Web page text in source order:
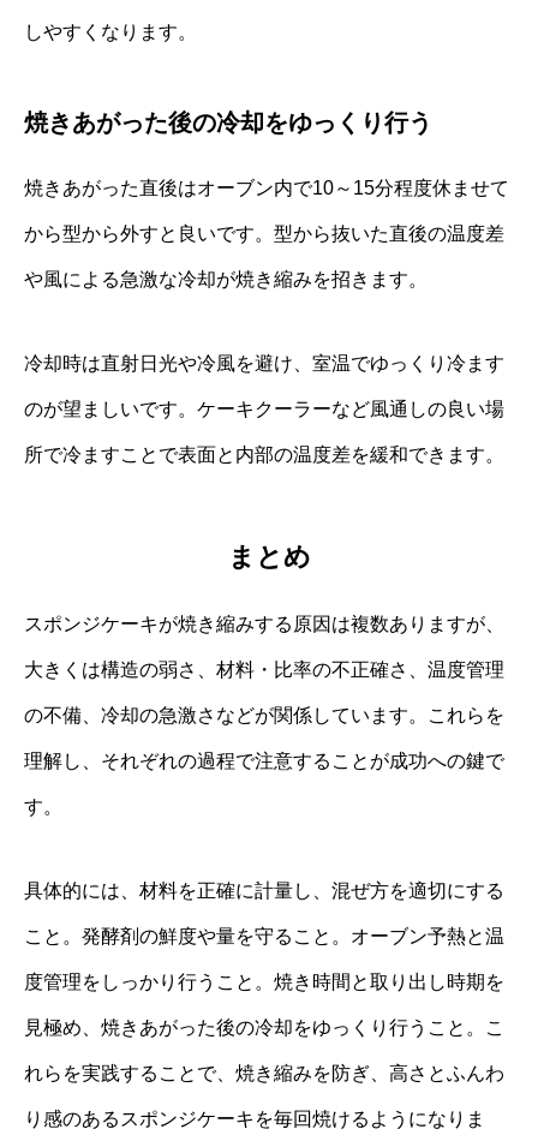
しやすくなります。
焼きあがった後の冷却をゆっくり行う
焼きあがった直後はオーブン内で10～15分程度休ませて
から型から外すと良いです。型から抜いた直後の温度差
や風による急激な冷却が焼き縮みを招きます。
冷却時は直射日光や冷風を避け、室温でゆっくり冷ます
のが望ましいです。ケーキクーラーなど風通しの良い場
所で冷ますことで表面と内部の温度差を緩和できます。
まとめ
スポンジケーキが焼き縮みする原因は複数ありますが、
大きくは構造の弱さ、材料・比率の不正確さ、温度管理
の不備、冷却の急激さなどが関係しています。これらを
理解し、それぞれの過程で注意することが成功への鍵で
す。
具体的には、材料を正確に計量し、混ぜ方を適切にする
こと。発酵剤の鮮度や量を守ること。オーブン予熱と温
度管理をしっかり行うこと。焼き時間と取り出し時期を
見極め、焼きあがった後の冷却をゆっくり行うこと。こ
れらを実践することで、焼き縮みを防ぎ、高さとふんわ
り感のあるスポンジケーキを毎回焼けるようになりま